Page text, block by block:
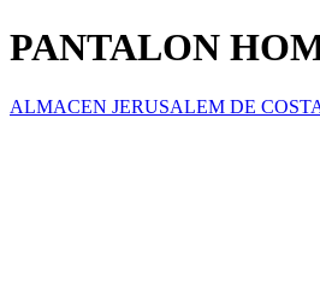
PANTALON
ALMACEN JERUSALEM DE